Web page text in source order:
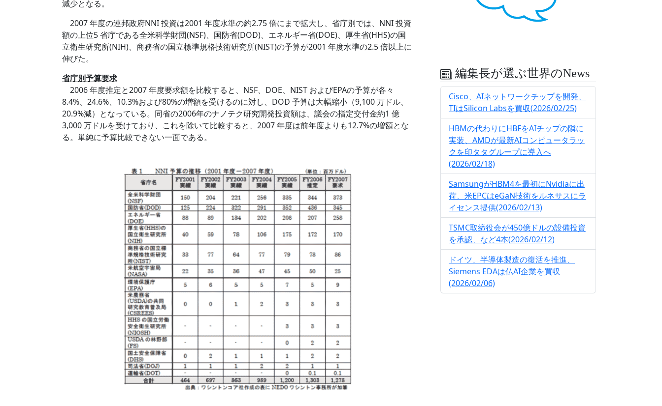
減少となる。
2007 年度の連邦政府NNI 投資は2001 年度水準の約2.75 倍にまで拡大し、省庁別では、NNI 投資
額の上位5 省庁である全米科学財団(NSF)、国防省(DOD)、エネルギー省(DOE)、厚生省(HHS)の国
立衛生研究所(NIH)、商務省の国立標準規格技術研究所(NIST)の予算が2001 年度水準の2.5 倍以上に
伸びた。
省庁別予算要求
2006 年度推定と2007 年度要求額を比較すると、NSF、DOE、NIST およびEPAの予算が各々
8.4%、24.6%、10.3%および80%の増額を受けるのに対し、DOD 予算は大幅縮小（9,100 万ドル、
20.9%減）となっている。同省の2006年のナノテク研究開発投資額は、議会の指定交付金約1 億
3,000 万ドルを受けており、これを除いて比較すると、2007 年度は前年度よりも12.7%の増額とな
る。単純に予算比較できない一面である。
編集長が選ぶ世界のNews
Cisco、AIネットワークチップを開発、
TIはSilicon Labsを買収(2026/02/25)
HBMの代わりにHBFをAIチップの隣に
実装、AMDが最新AIコンピュータラッ
クを印タタグループに導入へ
(2026/02/18)
SamsungがHBM4を最初にNvidiaに出
荷、米EPCはeGaN技術をルネサスにラ
イセンス提供(2026/02/13)
TSMC取締役会が450億ドルの設備投資
を承認、など4本(2026/02/12)
ドイツ、半導体製造の復活を推進、
Siemens EDAは仏AI企業を買収
(2026/02/06)